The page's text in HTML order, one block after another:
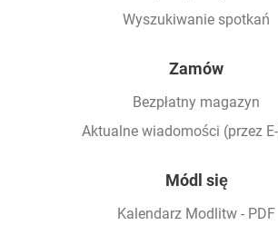
Wyszukiwanie spotkań
Zamów
Bezpłatny magazyn
Aktualne wiadomości (przez
Módl się
Kalendarz Modlitw - PDF